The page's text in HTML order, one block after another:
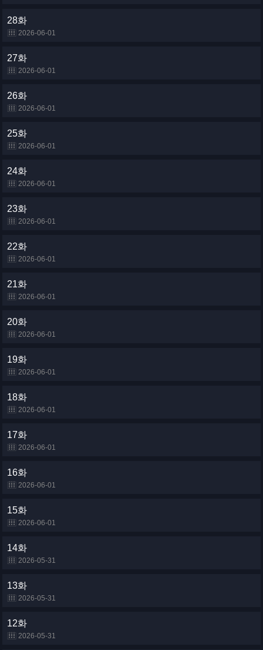
28화
2026-06-01
27화
2026-06-01
26화
2026-06-01
25화
2026-06-01
24화
2026-06-01
23화
2026-06-01
22화
2026-06-01
21화
2026-06-01
20화
2026-06-01
19화
2026-06-01
18화
2026-06-01
17화
2026-06-01
16화
2026-06-01
15화
2026-06-01
14화
2026-05-31
13화
2026-05-31
12화
2026-05-31